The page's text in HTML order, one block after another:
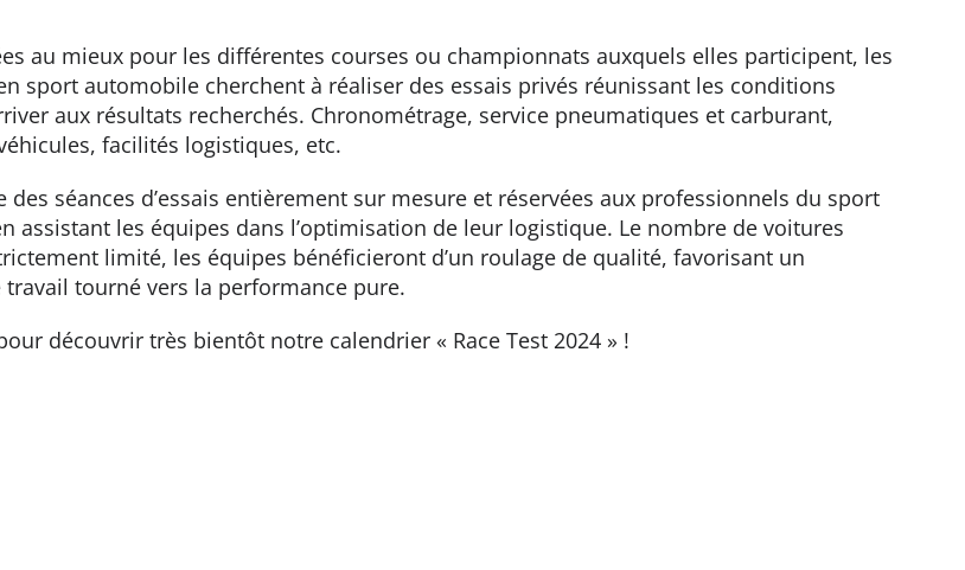
au mieux pour les différentes courses ou championnats auxquels elles participent, les
sport automobile cherchent à réaliser des essais privés réunissant les conditions
aux résultats recherchés. Chronométrage, service pneumatiques et carburant,
facilités logistiques, etc.
des séances d’essais entièrement sur mesure et réservées aux professionnels du sport
assistant les équipes dans l’optimisation de leur logistique. Le nombre de voitures
limité, les équipes bénéficieront d’un roulage de qualité, favorisant un
tourné vers la performance pure.
découvrir très bientôt notre calendrier « Race Test 2024 » !